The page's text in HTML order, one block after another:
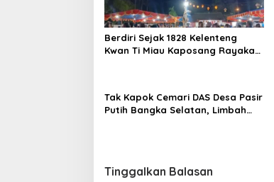
Berdiri Sejak 1828 Kelenteng
Kwan Ti Miau Kaposang Rayakan
Tak Kapok Cemari DAS Desa Pasir
Putih Bangka Selatan, Limbah
Tinggalkan Balasan